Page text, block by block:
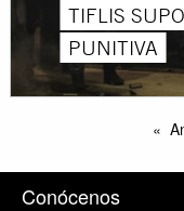
TIFLIS
PUNITIVA
Conócenos